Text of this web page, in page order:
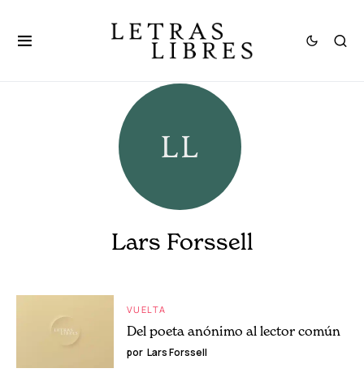
Lars Forssell
VUELTA
Del poeta anónimo al lector común
por Lars Forssell